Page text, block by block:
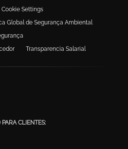
Cookie Settings
Global de Segurança Ambiental
Transparencia Salarial
CLIENTES: